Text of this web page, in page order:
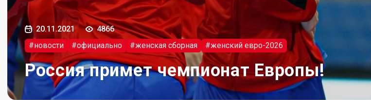
20.11.2021
4866
#новости
#официально #женская сборная #женский евро-2026
Россия примет чемпионат Европы!